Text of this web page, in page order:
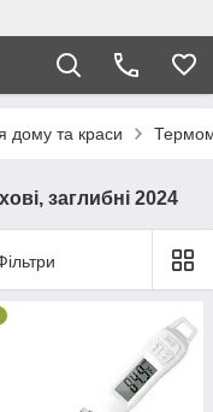
дому та краси
заглибні 2024